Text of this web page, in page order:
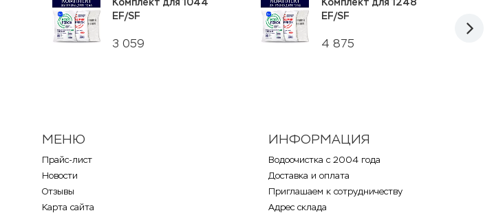
3 059
EF/SF
4 875
EF/SF
МЕНЮ
Прайс-лист
Новости
Отзывы
Карта сайта
ИНФОРМАЦИЯ
Водоочистка с 2004 года
Доставка и оплата
Приглашаем к сотрудничеству
Адрес склада